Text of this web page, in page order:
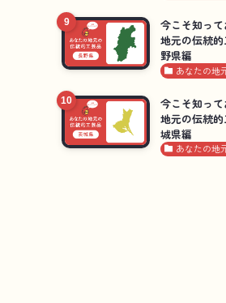
今こそ知っ
地元の伝統
野県編
あなたの地
今こそ知っ
地元の伝統
城県編
あなたの地